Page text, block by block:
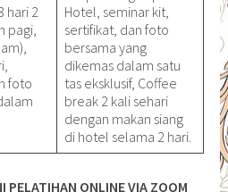
hari 2
pagi,
foto
Hotel, seminar kit,
sertifikat, dan foto
bersama yang
dikemas dalam satu
tas eksklusif, Coffee
break 2 kali sehari
dengan makan siang
di hotel selama 2 hari.
PELATIHAN ONLINE VIA ZOOM